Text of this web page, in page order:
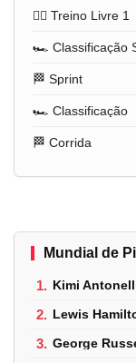
🏋️‍♂️ Treino Livre 1
🏎️ Classificação
🏁 Sprint
🏎️ Classificação
🏁 Corrida
Mundial de
1. Kimi
2. Lewis
3. George